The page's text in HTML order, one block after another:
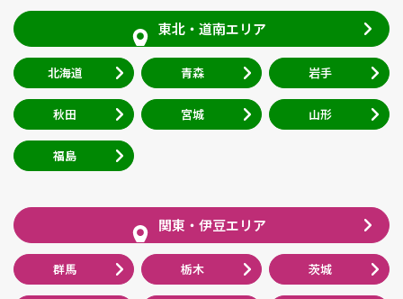
東北・道南エリア
北海道 青森 岩手
秋田 宮城 山形
福島
関東・伊豆エリア
群馬 栃木 茨城